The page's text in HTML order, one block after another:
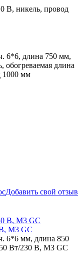
6*6, длина 750 мм,
обогреваемая длина
1000 мм
Добавить свой отзыв
M3 GC
6*6 мм, длина 850
Вт/230 В, M3 GC